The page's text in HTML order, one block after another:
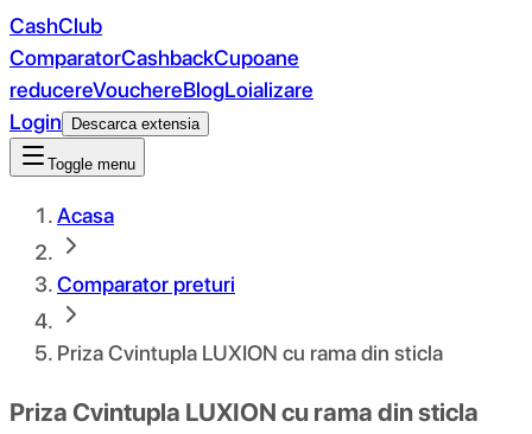
CashClub
ComparatorCashbackCupoane
reducereVouchereBlogLoializare
Login
Descarca extensia
Toggle menu
Acasa
Comparator preturi
Priza Cvintupla LUXION cu rama din sticla
Priza Cvintupla LUXION cu rama din sticla